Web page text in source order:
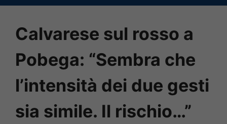
Calvarese sul rosso a
Pobega: “Sembra che
l’intensità dei due gesti
sia simile. Il rischio…”